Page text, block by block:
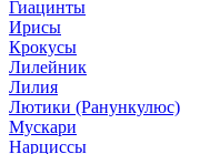
Гиацинты
Ирисы
Крокусы
Лилейник
Лилия
Лютики (Ранункулюс)
Мускари
Нарцисcы